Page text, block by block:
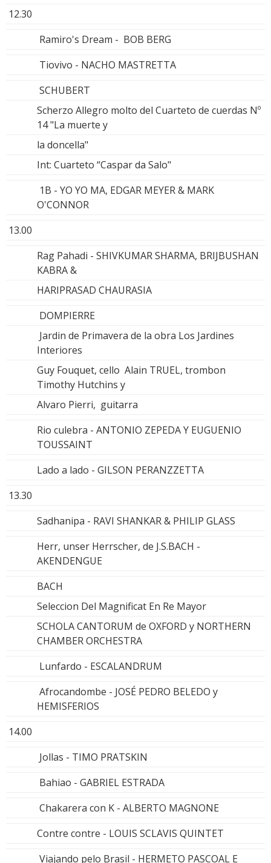
12.30
Ramiro's Dream - BOB BERG
Tiovivo - NACHO MASTRETTA
SCHUBERT
Scherzo Allegro molto del Cuarteto de cuerdas Nº
14 "La muerte y
la doncella"
Int: Cuarteto “Caspar da Salo"
1B - YO YO MA, EDGAR MEYER & MARK
O'CONNOR
13.00
Rag Pahadi - SHIVKUMAR SHARMA, BRIJBUSHAN
KABRA &
HARIPRASAD CHAURASIA
DOMPIERRE
Jardin de Primavera de la obra Los Jardines
Interiores
Guy Fouquet, cello Alain TRUEL, trombon
Timothy Hutchins y
Alvaro Pierri, guitarra
Rio culebra - ANTONIO ZEPEDA Y EUGUENIO
TOUSSAINT
Lado a lado - GILSON PERANZZETTA
13.30
Sadhanipa - RAVI SHANKAR & PHILIP GLASS
Herr, unser Herrscher, de J.S.BACH -
AKENDENGUE
BACH
Seleccion Del Magnificat En Re Mayor
SCHOLA CANTORUM de OXFORD y NORTHERN
CHAMBER ORCHESTRA
Lunfardo - ESCALANDRUM
Afrocandombe - JOSÉ PEDRO BELEDO y
HEMISFERIOS
14.00
Jollas - TIMO PRATSKIN
Bahiao - GABRIEL ESTRADA
Chakarera con K - ALBERTO MAGNONE
Contre contre - LOUIS SCLAVIS QUINTET
Viajando pelo Brasil - HERMETO PASCOAL E